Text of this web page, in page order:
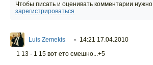
Чтобы писать и оценивать комментарии нужно
зарегистрироваться
Luis Zemekis ○ 14:21 17.04.2010
1 13 - 1 15 вот ето смешно...+5